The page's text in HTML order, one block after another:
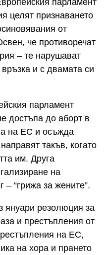
целят признаването
от
че противоречат
– те нарушават
и с двамата си
парламент
достъпа до аборт в
на ЕС и осъжда
такъв, когато
им. Друга
на
– “грижа за жените”.
януари резолюция за
и престъпления от
на ЕС,
на хора и прането